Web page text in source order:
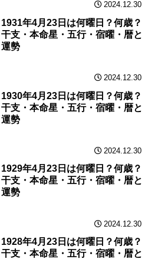
2024.12.30
1931年4月23日は何曜日？何歳？
干支・本命星・五行・宿曜・暦と
運勢
2024.12.30
1930年4月23日は何曜日？何歳？
干支・本命星・五行・宿曜・暦と
運勢
2024.12.30
1929年4月23日は何曜日？何歳？
干支・本命星・五行・宿曜・暦と
運勢
2024.12.30
1928年4月23日は何曜日？何歳？
干支・本命星・五行・宿曜・暦と